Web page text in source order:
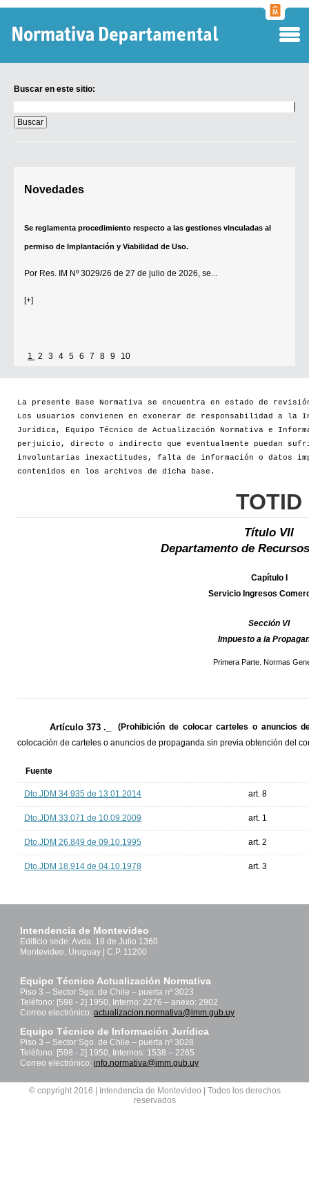
Buscar en este sitio:
en
este
sitio:
Novedades
Se reglamenta procedimiento respecto a las gestiones vinculadas al
permiso de Implantación y Viabilidad de Uso.
Por Res. IM Nº 3029/26 de 27 de julio de 2026, se...
[+]
1 2 3 4 5 6 7 8 9 10
La presente Base Normativa se encuentra en estado de
Los usuarios convienen en exonerar de responsabilidad a la
Jurídica, Equipo Técnico de Actualización Normativa e
perjuicio, directo o indirecto que eventualmente puedan
involuntarias inexactitudes, falta de información o datos
contenidos en los archivos de dicha base.
TOTID
Título VII
Departamento de
Capítulo I
Servicio Ingresos
Sección VI
Impuesto a la
Primera Parte. Normas
Artículo 373 ._
(Prohibición de colocar carteles o anuncios
colocación de carteles o anuncios de propaganda sin previa obtención del
Fuente
Dto.JDM 34.935 de 13.01.2014 art. 8
Dto.JDM 33.071 de 10.09.2009 art. 1
Dto.JDM 26.849 de 09.10.1995 art. 2
Dto.JDM 18.914 de 04.10.1978 art. 3
Intendencia de Montevideo
Edificio sede: Avda. 18 de Julio 1360
Montevideo, Uruguay | C.P. 11200
Equipo Técnico Actualización Normativa
Piso 3 – Sector Sgo. de Chile – puerta nº 3023
Teléfono: [598 - 2] 1950, Interno: 2276 – anexo: 2902
Correo electrónico: actualizacion.normativa@imm.gub.uy
Equipo Técnico de Información Jurídica
Piso 3 – Sector Sgo. de Chile – puerta nº 3028
Teléfono: [598 - 2] 1950, Internos: 1538 – 2265
Correo electrónico: info.normativa@imm.gub.uy
© copyright 2016 | Intendencia de Montevideo | Todos los derechos
reservados